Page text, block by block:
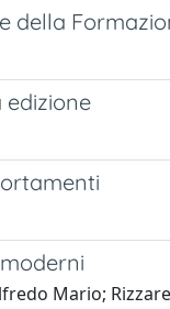
edizione
Mario;